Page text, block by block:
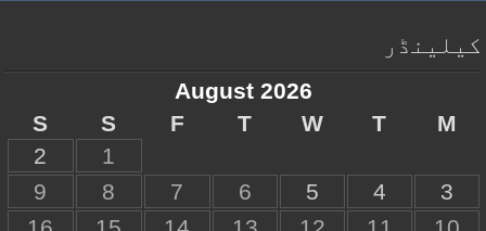
کیلینڈر
August 2026
M
T
W
T
F
S
S
1
2
3
4
5
6
7
8
9